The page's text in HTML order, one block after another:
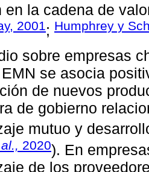
en la cadena de
2001; Humphrey y
sobre empresas
se asocia
de nuevos
de gobierno
mutuo y
2020). En
de los